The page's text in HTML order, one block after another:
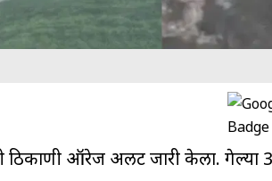
ठिकाणी ऑरेज अलर्ट जारी केला. गेल्या